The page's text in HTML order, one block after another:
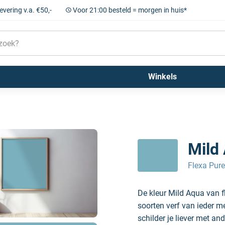
v.a. €50,- Voor 21:00 besteld = morgen in huis*
Winkels
Mild
Flexa
De kleur Mild Aqua van
soorten verf van ieder
schilder je liever met